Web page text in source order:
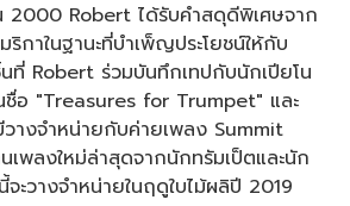
2000 Robert ได้รับคำสดุดีพิเศษจาก
กาในฐานะที่บำเพ็ญประโยชน์ให้กับ
ที่ Robert ร่วมบันทึกเทปกับนักเปียโน
ชื่อ "Treasures for Trumpet" และ
างจำหน่ายกับค่ายเพลง Summit
เพลงใหม่ล่าสุดจากนักทรัมเป็ตและนัก
ะวางจำหน่ายในฤดูใบไม้ผลิปี 2019